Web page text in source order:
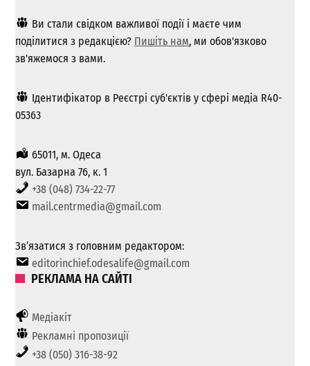
Ви стали свідком важливої ​​події і маєте чим
поділитися з редакцією? Пишіть нам, ми обов'язково
зв'яжемося з вами.
Ідентифікатор в Реєстрі суб'єктів у сфері медіа R40-
05363
65011, м. Одеса
вул. Базарна 76, к. 1
+38 (048) 734-22-77
mail.centrmedia@gmail.com
Зв’язатися з головним редактором:
editorinchief.odesalife@gmail.com
РЕКЛАМА НА САЙТІ
Медіакіт
Рекламні пропозиції
+38 (050) 316-38-92